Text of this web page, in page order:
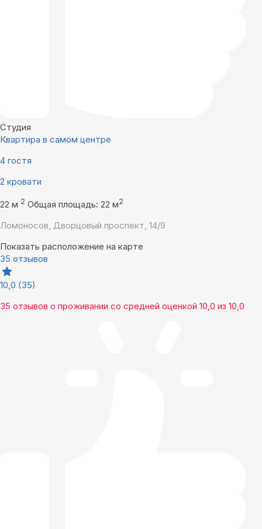
Студия
Квартира в самом центре
4 гостя
2 кровати
22 м 2 Общая площадь: 22 м2
Ломоносов, Дворцовый проспект, 14/9
Показать расположение на карте
35 отзывов
10,0 (35)
35 отзывов о проживании со средней оценкой 10,0 из 10,0